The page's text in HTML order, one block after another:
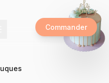
Commander